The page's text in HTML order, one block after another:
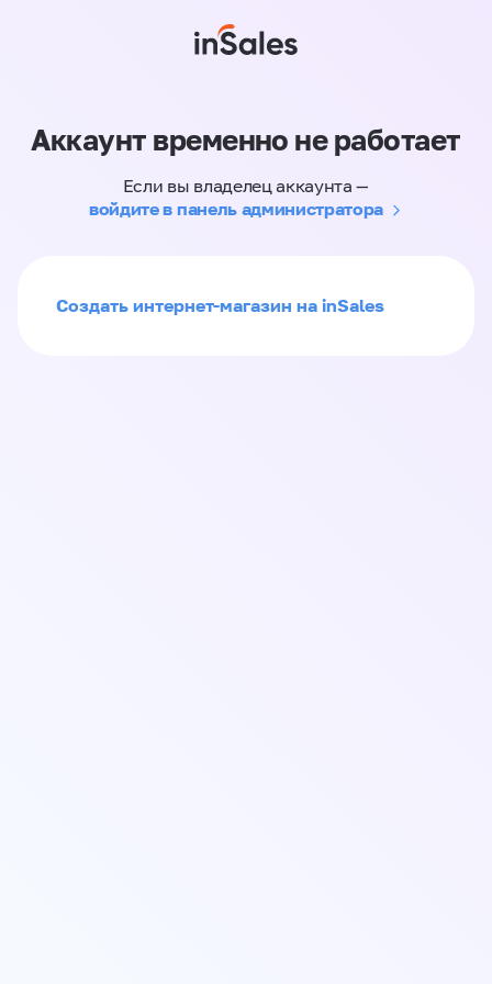
Аккаунт временно не работает
Если вы владелец аккаунта —
войдите в панель администратора
Создать интернет-магазин на inSales